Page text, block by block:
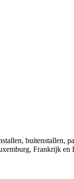
buitenstallen,
Frankrijk en